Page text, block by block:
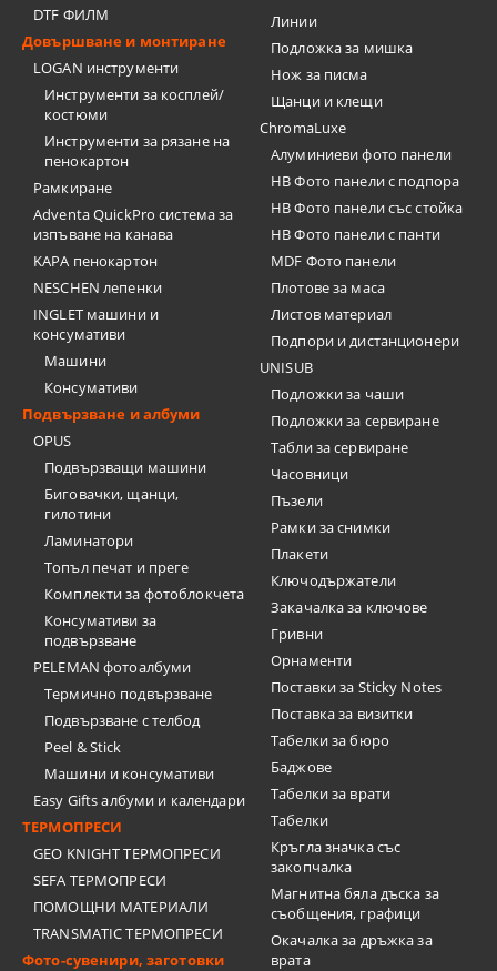
DTF ФИЛМ
Довършване и монтиране
LOGAN инструменти
Инструменти за косплей/
костюми
Инструменти за рязане на
пенокартон
Рамкиране
Adventa QuickPro система за
изпъване на канава
KAPA пенокартон
NESCHEN лепенки
INGLET машини и
консумативи
Машини
Консумативи
Подвързване и албуми
OPUS
Подвързващи машини
Биговачки, щанци,
гилотини
Ламинатори
Топъл печат и преге
Комплекти за фотоблокчета
Консумативи за
подвързване
PELEMAN фотоалбуми
Термично подвързване
Подвързване с телбод
Peel & Stick
Машини и консумативи
Easy Gifts албуми и календари
ТЕРМОПРЕСИ
GEO KNIGHT ТЕРМОПРЕСИ
SEFA ТЕРМОПРЕСИ
ПОМОЩНИ МАТЕРИАЛИ
TRANSMATIC ТЕРМОПРЕСИ
Фото-сувенири, заготовки
Линии
Подложка за мишка
Нож за писма
Щанци и клещи
ChromaLuxe
Алуминиеви фото панели
HB Фото панели с подпора
HB Фото панели със стойка
HB Фото панели с панти
MDF Фото панели
Плотове за маса
Листов материал
Подпори и дистанционери
UNISUB
Подложки за чаши
Подложки за сервиране
Табли за сервиране
Часовници
Пъзели
Рамки за снимки
Плакети
Ключодържатели
Закачалка за ключове
Гривни
Орнаменти
Поставки за Sticky Notes
Поставка за визитки
Tабелки за бюро
Баджове
Табелки за врати
Табелки
Кръгла значка със
закопчалка
Магнитна бяла дъска за
съобщения, графици
Окачалка за дръжка за
врата